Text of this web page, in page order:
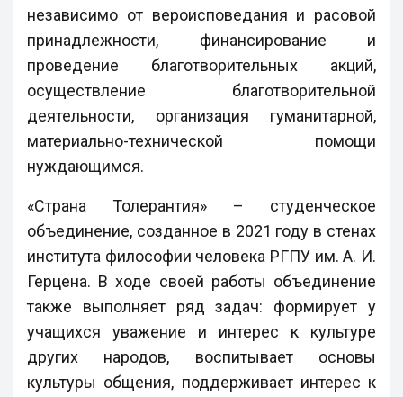
независимо от вероисповедания и расовой
принадлежности, финансирование и
проведение благотворительных акций,
осуществление благотворительной
деятельности, организация гуманитарной,
материально-технической помощи
нуждающимся.
«Страна Толерантия» – студенческое
объединение, созданное в 2021 году в стенах
института философии человека РГПУ им. А. И.
Герцена. В ходе своей работы объединение
также выполняет ряд задач: формирует у
учащихся уважение и интерес к культуре
других народов, воспитывает основы
культуры общения, поддерживает интерес к